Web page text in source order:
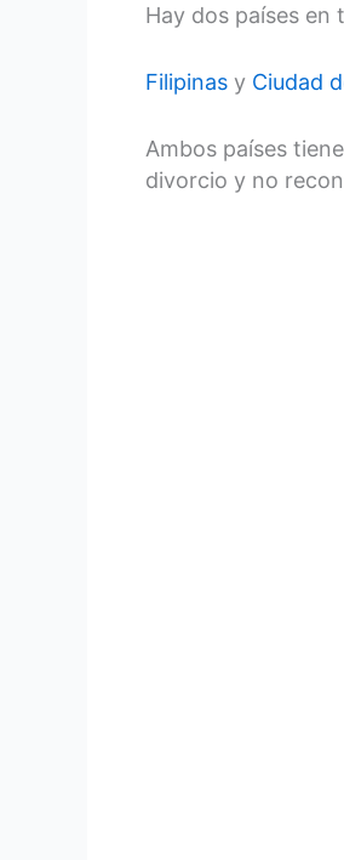
Hay dos países
Filipinas y Ciudad
Ambos países
divorcio y no